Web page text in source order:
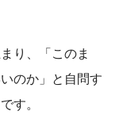
り、「このま
のか」と自問す
す。